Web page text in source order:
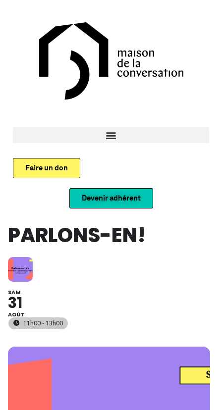
Faire un don
Devenir adhérent
PARLONS-EN!
SAM
31
AOÛT
11h00 - 13h00